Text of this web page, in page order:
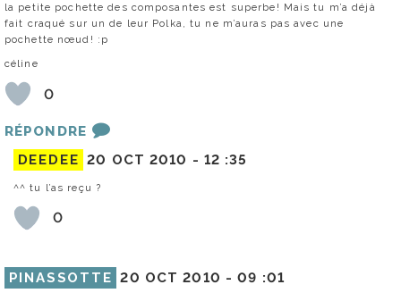
la petite pochette des composantes est superbe! Mais tu m’a déjà
fait craqué sur un de leur Polka, tu ne m’auras pas avec une
pochette nœud! :p
céline
0
RÉPONDRE
DEEDEE 20 OCT 2010 - 12 :35
^^ tu l’as reçu ?
0
PINASSOTTE 20 OCT 2010 -09 :01